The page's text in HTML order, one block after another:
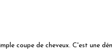
coupe de cheveux. C'est une